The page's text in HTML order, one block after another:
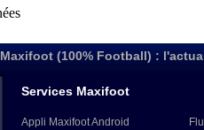
Maxifoot (100% Football) :
Services Maxifoot
Appli Maxifoot Android